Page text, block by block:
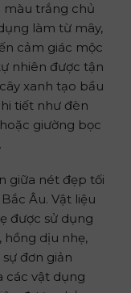
màu trắng chủ
làm từ mây,
cảm giác mộc
nhiên được tận
xanh tạo bầu
tiết như đèn
giường bọc
giữa nét đẹp tối
Âu. Vật liệu
được sử dụng
hồng dịu nhẹ,
đơn giản
các vật dụng